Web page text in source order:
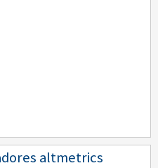
altmetrics